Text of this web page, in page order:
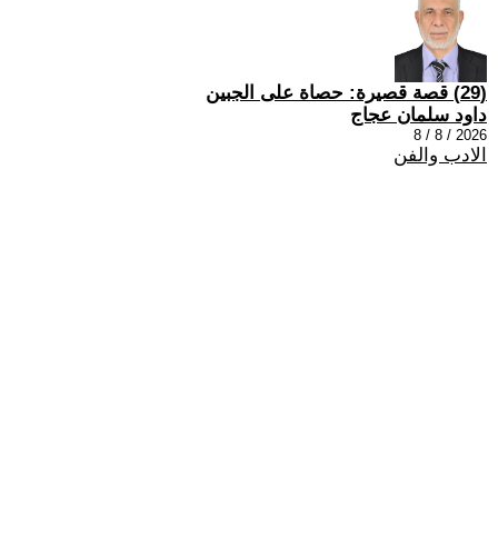
(29) قصة قصيرة: حصاة على الجبين
داود سلمان عجاج
2026 / 8 / 8
الادب والفن